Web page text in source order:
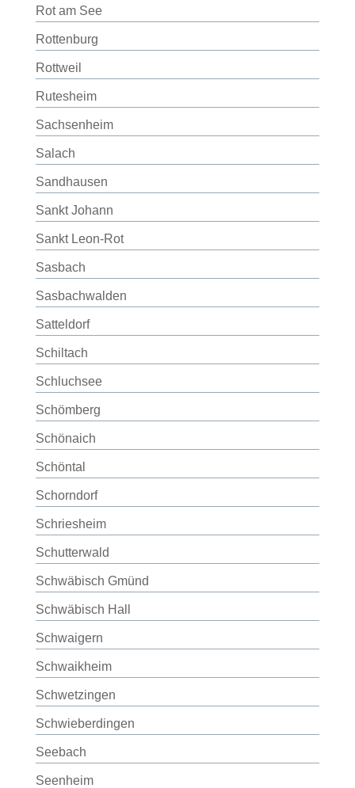
Rot am See
Rottenburg
Rottweil
Rutesheim
Sachsenheim
Salach
Sandhausen
Sankt Johann
Sankt Leon-Rot
Sasbach
Sasbachwalden
Satteldorf
Schiltach
Schluchsee
Schömberg
Schönaich
Schöntal
Schorndorf
Schriesheim
Schutterwald
Schwäbisch Gmünd
Schwäbisch Hall
Schwaigern
Schwaikheim
Schwetzingen
Schwieberdingen
Seebach
Seenheim